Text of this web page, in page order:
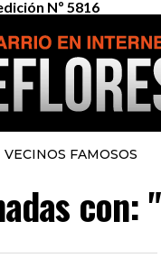
Nº 5816
VECINOS FAMOSOS
con: